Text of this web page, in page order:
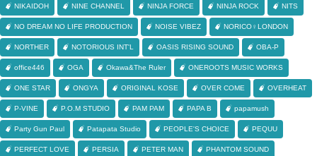
NIKAIDOH NINE CHANNEL NINJA FORCE NINJA ROCK NITS
NO DREAM NO LIFE PRODUCTION NOISE VIBEZ NORICO♀LONDON
NORTHER NOTORIOUS INT'L OASIS RISING SOUND OBA-P
office446 OGA Okawa&The Ruler ONEROOTS MUSIC WORKS
ONE STAR ONGYA ORIGINAL KOSE OVER COME OVERHEAT
P-VINE P.O.M STUDIO PAM PAM PAPA B papamush
Party Gun Paul Patapata Studio PEOPLE'S CHOICE PEQUU
PERFECT LOVE PERSIA PETER MAN PHANTOM SOUND